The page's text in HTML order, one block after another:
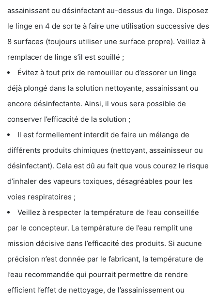
assainissant ou désinfectant au-dessus du linge. Disposez
le linge en 4 de sorte à faire une utilisation successive des
8 surfaces (toujours utiliser une surface propre). Veillez à
remplacer de linge s’il est souillé ;
Évitez à tout prix de remouiller ou d’essorer un linge
déjà plongé dans la solution nettoyante, assainissant ou
encore désinfectante. Ainsi, il vous sera possible de
conserver l’efficacité de la solution ;
Il est formellement interdit de faire un mélange de
différents produits chimiques (nettoyant, assainisseur ou
désinfectant). Cela est dû au fait que vous courez le risque
d’inhaler des vapeurs toxiques, désagréables pour les
voies respiratoires ;
Veillez à respecter la température de l’eau conseillée
par le concepteur. La température de l’eau remplit une
mission décisive dans l’efficacité des produits. Si aucune
précision n’est donnée par le fabricant, la température de
l’eau recommandée qui pourrait permettre de rendre
efficient l’effet de nettoyage, de l’assainissement ou